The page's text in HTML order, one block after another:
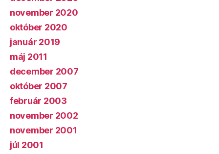
november 2020
október 2020
január 2019
máj 2011
december 2007
október 2007
február 2003
november 2002
november 2001
júl 2001